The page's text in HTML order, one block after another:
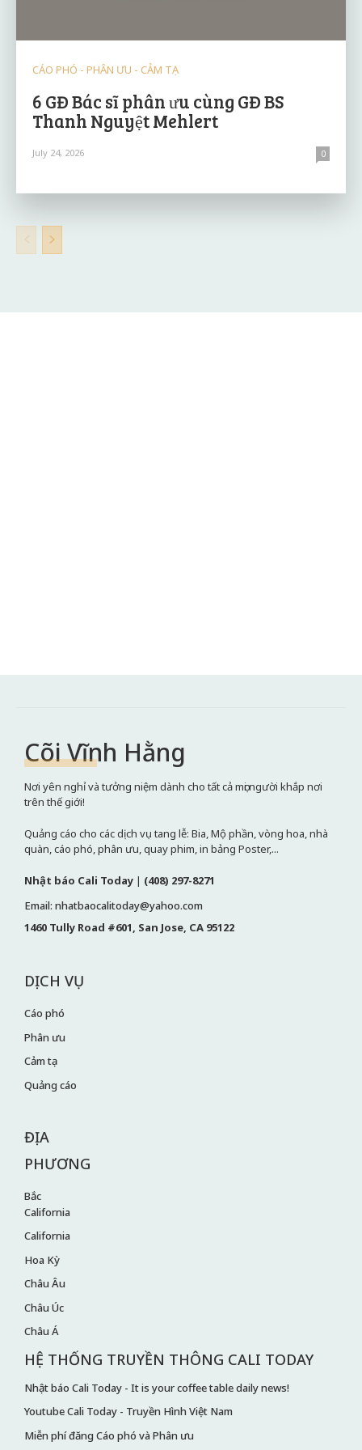
CÁO PHÓ - PHÂN ƯU - CẢM TẠ
6 GĐ Bác sĩ phân ưu cùng GĐ BS
Thanh Nguyệt Mehlert
July 24, 2026 0
Cõi Vĩnh Hằng
Nơi yên nghỉ và tưởng niệm dành cho tất cả mọi người khắp nơi
trên thế giới!
Quảng cáo cho các dịch vụ tang lễ: Bia, Mộ phần, vòng hoa, nhà
quàn, cáo phó, phân ưu, quay phim, in bảng Poster,...
Nhật báo Cali Today | (408) 297-8271
Email: nhatbaocalitoday@yahoo.com
1460 Tully Road #601, San Jose, CA 95122
DỊCH VỤ
Cáo phó
Phân ưu
Cảm tạ
Quảng cáo
ĐỊA
PHƯƠNG
Bắc
California
California
Hoa Kỳ
Châu Âu
Châu Úc
Châu Á
HỆ THỐNG TRUYỀN THÔNG CALI TODAY
Nhật báo Cali Today - It is your coffee table daily news!
Youtube Cali Today - Truyền Hình Việt Nam
Miễn phí đăng Cáo phó và Phân ưu